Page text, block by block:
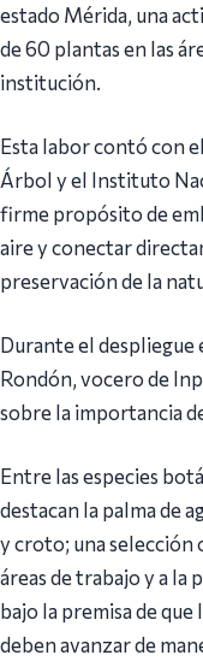
estado Mérida, una
de 60 plantas en las
institución.
Esta labor contó con
Árbol y el Instituto
firme propósito de
aire y conectar
preservación de la
Durante el
Rondón, vocero de
sobre la importancia
Entre las especies
destacan la palma de
y croto; una selección
áreas de trabajo y a la
bajo la premisa de
deben avanzar de